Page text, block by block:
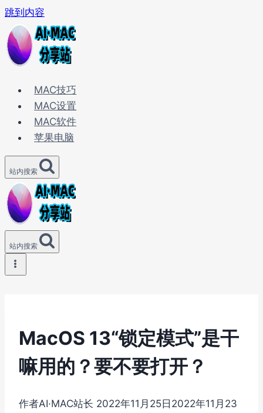
跳到内容
MAC技巧
MAC设置
MAC软件
苹果电脑
站内搜索
站内搜索
MacOS 13“锁定模式”是干
嘛用的？要不要打开？
作者AI·MAC站长 2022年11月25日 2022年11月23